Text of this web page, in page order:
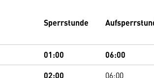
Sperrstunde
01:00 06:00
02:00 06:00